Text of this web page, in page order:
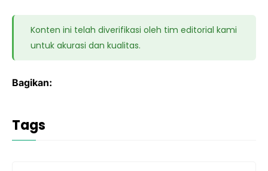
Konten ini telah diverifikasi oleh tim editorial kami
untuk akurasi dan kualitas.
Bagikan:
Tags